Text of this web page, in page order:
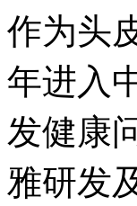
作为头
年进入
发健康
雅研发